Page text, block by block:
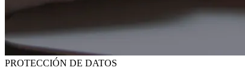
PROTECCIÓN DE DATOS